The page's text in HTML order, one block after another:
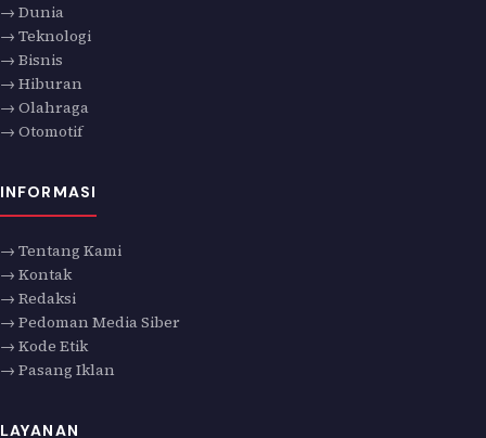
→ Dunia
→ Teknologi
→ Bisnis
→ Hiburan
→ Olahraga
→ Otomotif
INFORMASI
→ Tentang Kami
→ Kontak
→ Redaksi
→ Pedoman Media Siber
→ Kode Etik
→ Pasang Iklan
LAYANAN